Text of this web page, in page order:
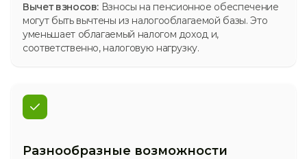
Вычет взносов: Взносы на пенсионное обеспечение
могут быть вычтены из налогооблагаемой базы. Это
уменьшает облагаемый налогом доход и,
соответственно, налоговую нагрузку.
Разнообразные возможности